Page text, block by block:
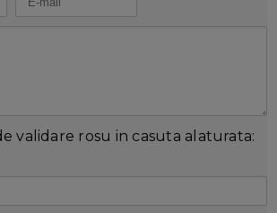
validare rosu in casuta alaturata: